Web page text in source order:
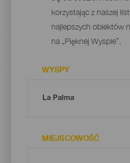
korzystając z naszej
najlepszych obiektów
na „Pięknej Wyspie”.
WYSPY
MIEJSCOWOŚĆ